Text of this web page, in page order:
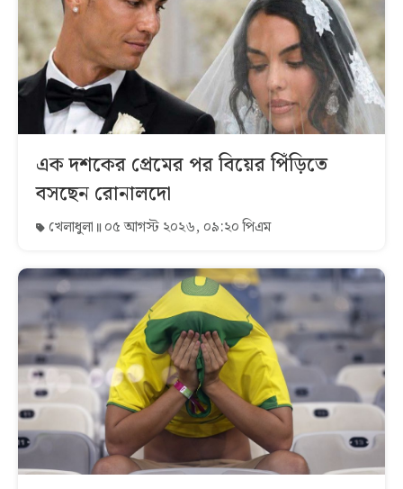
এক দশকের প্রেমের পর বিয়ের পিঁড়িতে
বসছেন রোনালদো
খেলাধুলা ০৫ আগস্ট ২০২৬, ০৯:২০ পিএম